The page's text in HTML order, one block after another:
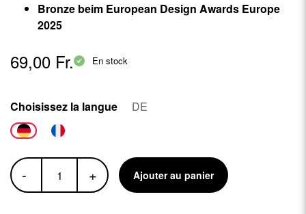
Bronze beim European Design Awards Europe
2025
69,00 Fr. En stock
Choisissez la langue DE
- + Ajouter au panier